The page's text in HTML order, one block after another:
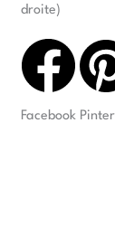
droite)
Facebook